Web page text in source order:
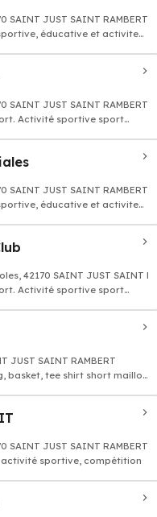
JUST SAINT RAMBERT
éducative et activites
SAINT JUST SAINT RAMBERT
Activité sportive sport
SAINT JUST SAINT RAMBERT
éducative et activites
42170 SAINT JUST SAINT
Activité sportive sport
JUST SAINT RAMBERT
basket, tee shirt short maillot
SAINT JUST SAINT RAMBERT
activité sportive, compétition